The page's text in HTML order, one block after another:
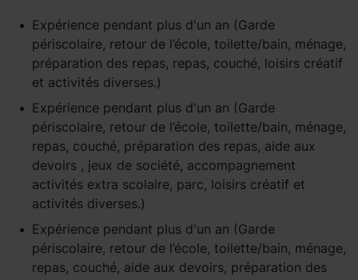
Expérience pendant plus d'un an (Garde
périscolaire, retour de l’école, toilette/bain, ménage,
préparation des repas, repas, couché, loisirs créatif
et activités diverses.)
Expérience pendant plus d'un an (Garde
périscolaire, retour de l’école, toilette/bain, ménage,
repas, couché, préparation des repas, aide aux
devoirs , jeux de société, accompagnement
activités extra scolaire, parc, loisirs créatif et
activités diverses.)
Expérience pendant plus d'un an (Garde
périscolaire, retour de l’école, toilette/bain, ménage,
repas, couché, aide aux devoirs, préparation des